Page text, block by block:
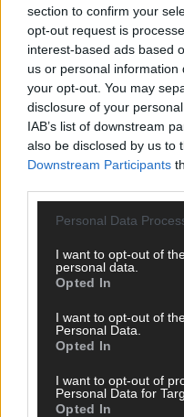
section to confirm your
opt-out request is
interest-based ads based
us or personal
your opt-out. You may
disclosure of your
IAB’s list of downstream
also be disclosed by us to
Downstream Participants
Personal Data
I want to opt-out of
personal data.
Opted In
I want to opt-out of
Personal Data.
Opted In
I want to opt-out of
Personal Data for
Opted In
EXTRA
ESC-Halbfinale 2: Das
sechs zittern, einer
Mai 2026
KOMMENTAR
Wer zahlt, steht im
Mai 2026
Eurovision Song Contest
Abend in Bildern